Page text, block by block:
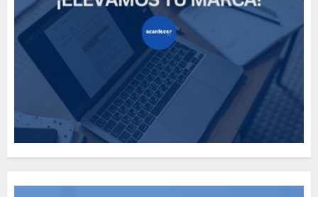
Need to Know About the
Classic Cars in a Retro